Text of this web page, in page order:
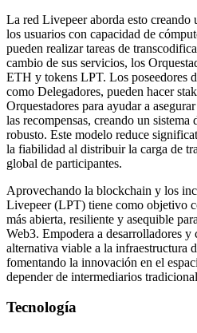
La red Livepeer aborda esto creando
los usuarios con capacidad de
pueden realizar tareas de
cambio de sus servicios, los
ETH y tokens LPT. Los poseedores
como Delegadores, pueden hacer
Orquestadores para ayudar a
las recompensas, creando un
robusto. Este modelo reduce
la fiabilidad al distribuir la carga de
global de participantes.
Aprovechando la blockchain y los
Livepeer (LPT) tiene como objetivo
más abierta, resiliente y asequible
Web3. Empodera a desarrolladores y
alternativa viable a la infraestructura
fomentando la innovación en el
depender de intermediarios
Tecnología